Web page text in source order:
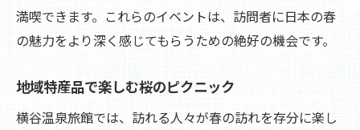
満喫できます。これらのイベントは、訪問者に日本の春
の魅力をより深く感じてもらうための絶好の機会です。
地域特産品で楽しむ桜のピクニック
横谷温泉旅館では、訪れる人々が春の訪れを存分に楽し